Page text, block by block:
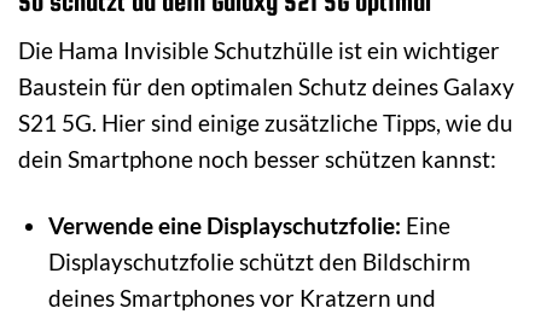
Die Hama Invisible Schutzhülle ist ein wichtiger
Baustein für den optimalen Schutz deines Galaxy
S21 5G. Hier sind einige zusätzliche Tipps, wie du
dein Smartphone noch besser schützen kannst:
Verwende eine Displayschutzfolie: Eine
Displayschutzfolie schützt den Bildschirm
deines Smartphones vor Kratzern und